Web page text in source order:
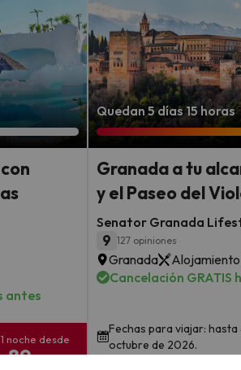
antes
1 noche desde
89€
Quedan 5 días 15 horas
Granada a tu
y el Paseo del
Senator Granada
9 127 opiniones
Granada
Cancelación GRATIS
Fechas para viajar: hasta
octubre de 2026.